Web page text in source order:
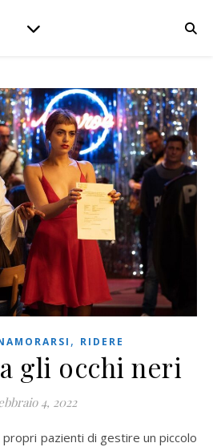
, RIDERE
gli occhi neri
4, 2022